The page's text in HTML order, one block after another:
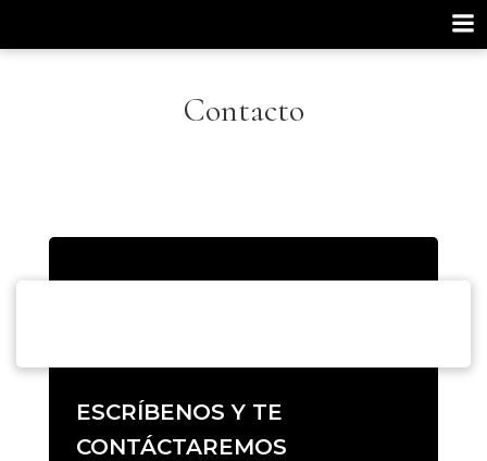
Contacto
ESCRÍBENOS Y TE
CONTÁCTAREMOS